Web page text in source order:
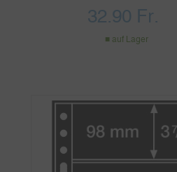
PP, klar, 50er Pack
32.90 Fr.
auf Lager